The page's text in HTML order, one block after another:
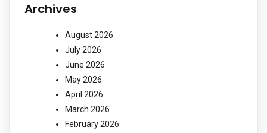
Archives
August 2026
July 2026
June 2026
May 2026
April 2026
March 2026
February 2026